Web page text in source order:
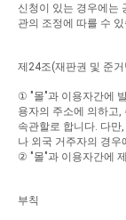
신청이 있는 경우에는
관의 조정에 따를 수
제24조(재판권 및 준거
① "몰"과 이용자간에
용자의 주소에 의하고
속관할로 합니다 다만
나 외국 거주자의 경우
② "몰"과 이용자간에
부칙